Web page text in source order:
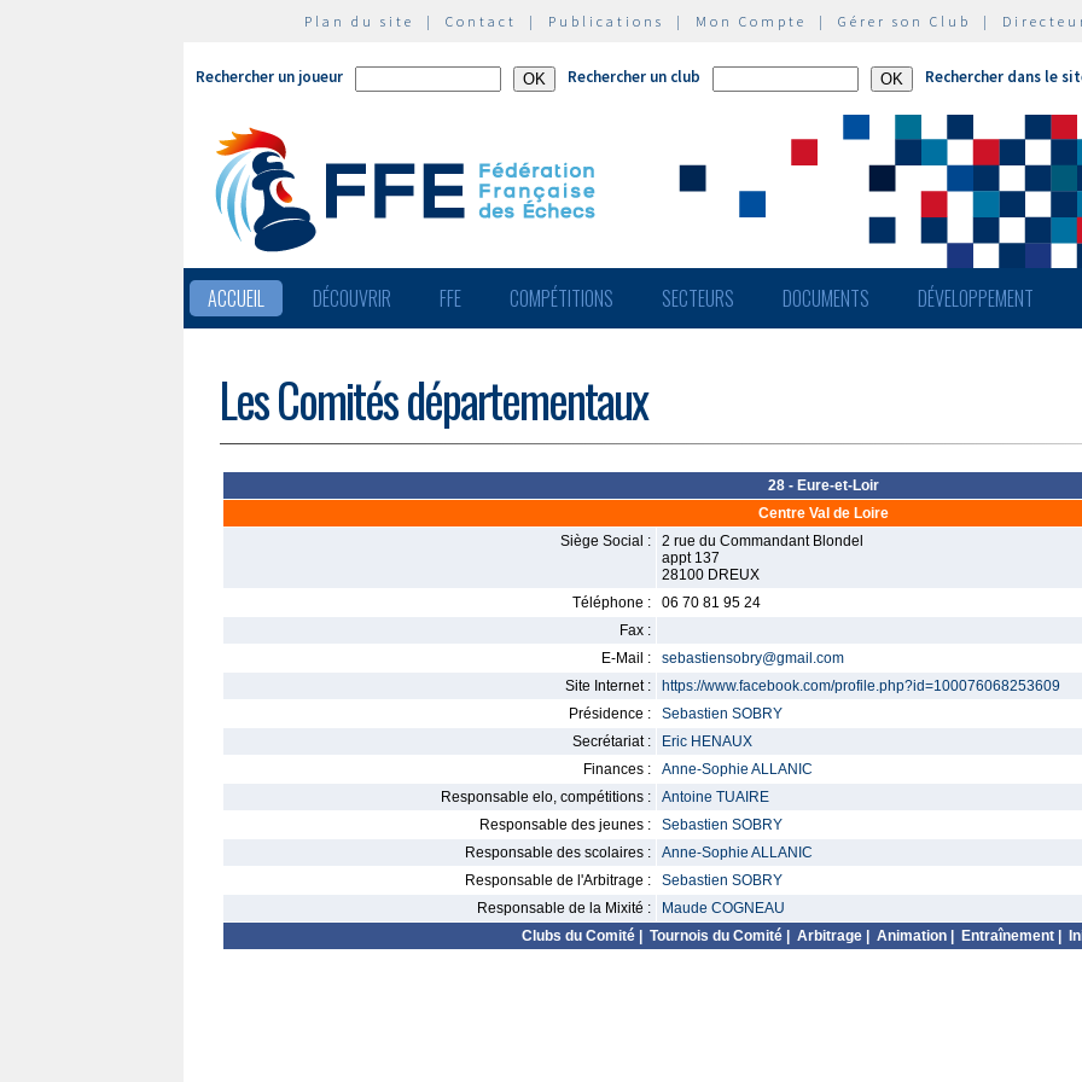
Plan du site | Contact | Publications | Mon Compte | Gérer son Club |
Rechercher un joueur Rechercher un club Rechercher dans le
ACCUEIL DÉCOUVRIR FFE COMPÉTITIONS SECTEURS DOCUMENTS DÉVELOPPEMENT
Les Comités départementaux
28 - Eure-et-Loir
Centre Val de Loire
Siège Social :
2 rue du Commandant Blondel
appt 137
28100 DREUX
Téléphone :
06 70 81 95 24
Fax :
E-Mail :
sebastiensobry@gmail.com
Site Internet :
https://www.facebook.com/profile.php?id=100076068253609
Présidence :
Sebastien SOBRY
Secrétariat :
Eric HENAUX
Finances :
Anne-Sophie ALLANIC
Responsable elo, compétitions :
Antoine TUAIRE
Responsable des jeunes :
Sebastien SOBRY
Responsable des scolaires :
Anne-Sophie ALLANIC
Responsable de l'Arbitrage :
Sebastien SOBRY
Responsable de la Mixité :
Maude COGNEAU
Clubs du Comité| Tournois du Comité| Arbitrage| Animation| Entraînement|